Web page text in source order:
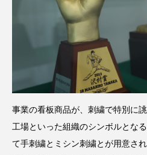
事業の看板商品が、刺繍で特別に
工場といった組織のシンボルとな
て手刺繍とミシン刺繍とが用意さ